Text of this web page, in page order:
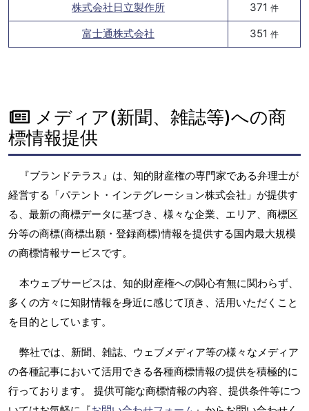
株式会社日立製作所 371 件
富士通株式会社 351 件
メディア(新聞、雑誌等)への商
標情報提供
『ブランドテラス』は、知的財産権の専門家である弁理士が
経営する「パテント・インテグレーション株式会社」が提供す
る、最新の商標データに基づき、様々な企業、エリア、商標区
分等の商標(商標出願・登録商標)情報を提供する国内最大規模
の商標情報サービスです。
本ウェブサービスは、知的財産権への関心有無に関わらず、
多くの方々に知財情報を身近に感じて頂き、活用いただくこと
を目的としています。
弊社では、新聞、雑誌、ウェブメディア等の様々なメディア
の各種記事において活用できる各種商標情報の提供を積極的に
行っております。 提供可能な商標情報の内容、提供条件等につ